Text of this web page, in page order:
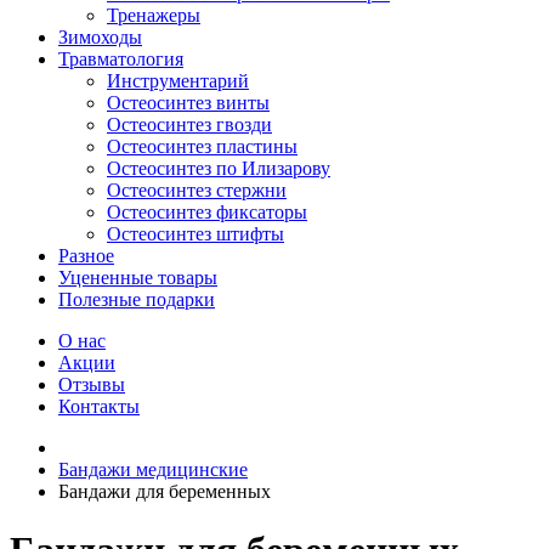
Тренажеры
Зимоходы
Травматология
Инструментарий
Остеосинтез винты
Остеосинтез гвозди
Остеосинтез пластины
Остеосинтез по Илизарову
Остеосинтез стержни
Остеосинтез фиксаторы
Остеосинтез штифты
Разное
Уцененные товары
Полезные подарки
О нас
Акции
Отзывы
Контакты
Бандажи медицинские
Бандажи для беременных